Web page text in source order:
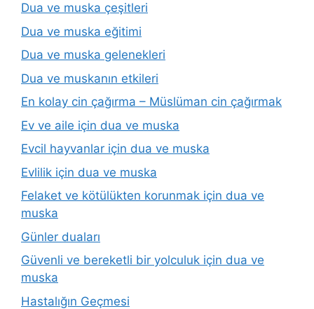
Dua ve muska çeşitleri
Dua ve muska eğitimi
Dua ve muska gelenekleri
Dua ve muskanın etkileri
En kolay cin çağırma – Müslüman cin çağırmak
Ev ve aile için dua ve muska
Evcil hayvanlar için dua ve muska
Evlilik için dua ve muska
Felaket ve kötülükten korunmak için dua ve
muska
Günler duaları
Güvenli ve bereketli bir yolculuk için dua ve
muska
Hastalığın Geçmesi